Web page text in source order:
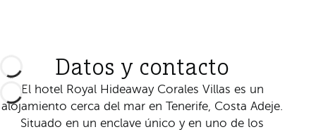
Datos y contacto
El hotel Royal Hideaway Corales Villas es un
alojamiento cerca del mar en Tenerife, Costa Adeje.
Situado en un enclave único y en uno de los